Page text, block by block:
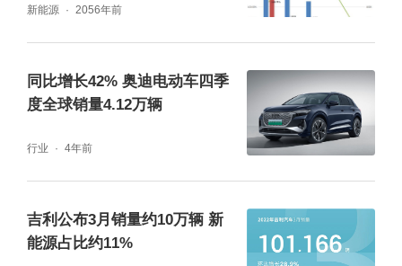
新能源 2056年前
同比增长42% 奥迪电动车四季
度全球销量4.12万辆
行业 4年前
吉利公布3月销量约10万辆 新
能源占比约11%